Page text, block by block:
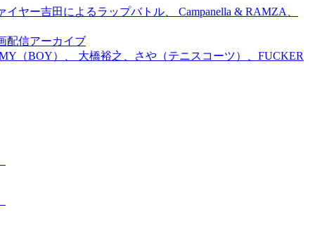
ヤー吉田によるラップバトル、 Campanella & RAMZA、
配信アーカイブ
（BOY）、 大橋裕之、さや（テニスコーツ）、FUCKER